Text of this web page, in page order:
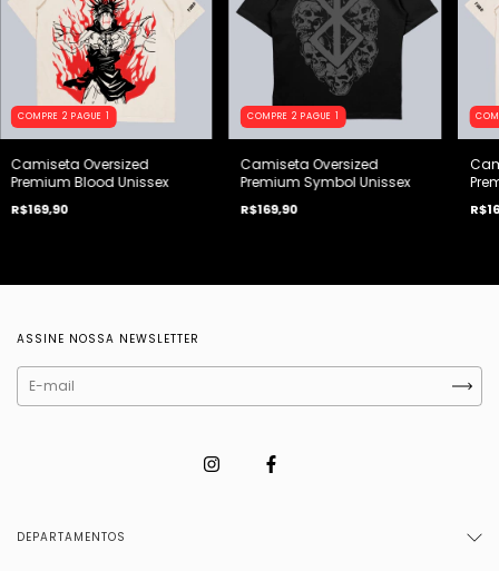
COMPRE 2 PAGUE 1
Camiseta Oversized
Premium Blood Unissex
R$169,90
COMPRE 2 PAGUE 1
Camiseta Oversized
Premium Symbol Unissex
R$169,90
ASSINE NOSSA NEWSLETTER
DEPARTAMENTOS